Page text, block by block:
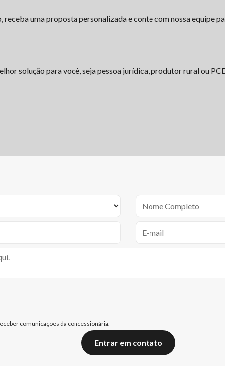
receba uma proposta personalizada e conte com nossa equipe
solução para você, seja pessoa jurídica, produtor rural ou
comunicações da concessionária.
Entrar em contato